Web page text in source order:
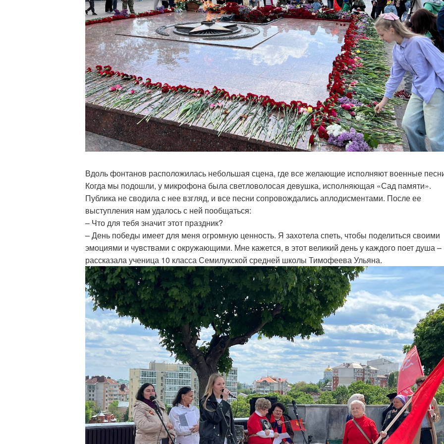
Вдоль фонтанов расположилась небольшая сцена, где все желающие исполняют военные
Когда мы подошли, у микрофона была светловолосая девушка, исполняющая «Сад памяти».
Публика не сводила с нее взгляд, и все песни сопровождались аплодисментами. После ее
выступления нам удалось с ней пообщаться:
– Что для тебя значит этот праздник?
– День победы имеет для меня огромную ценность. Я захотела спеть, чтобы поделиться своими
эмоциями и чувствами с окружающими. Мне кажется, в этот великий день у каждого поет душа –
рассказала ученица 10 класса Семилукской средней школы Тимофеева Ульяна.